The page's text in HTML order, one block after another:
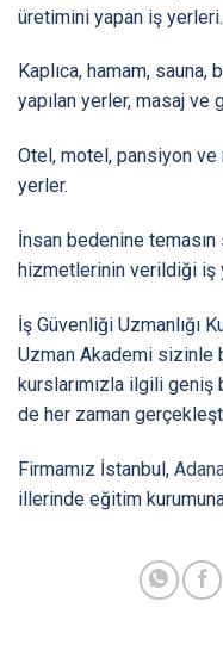
üretimini yapan iş yerleri.
Kaplıca, hamam,
yapılan yerler, masaj ve
Otel, motel, pansiyon
yerler.
İnsan bedenine
hizmetlerinin verildiği iş
İş Güvenliği Uzmanlığı
Uzman Akademi sizinle
kurslarımızla ilgili
de her zaman
Firmamız İstanbul,
illerinde eğitim